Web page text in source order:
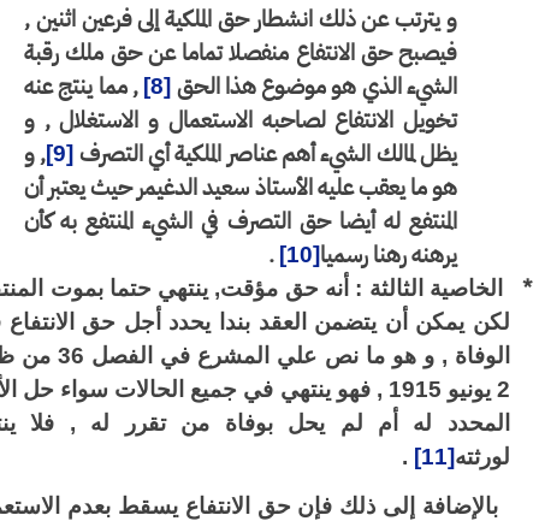
و يترتب عن ذلك انشطار حق الملكية إلى فرعين اثنين ,
فيصبح حق الانتفاع منفصلا تماما عن حق ملك رقبة
الشيء الذي هو موضوع هذا الحق[8], مما ينتج عنه
تخويل الانتفاع لصاحبه الاستعمال و الاستغلال , و
يظل لمالك الشيء أهم عناصر الملكية أي التصرف[9], و
هو ما يعقب عليه الأستاذ سعيد الدغيمر حيث يعتبر أن
المنتفع له أيضا حق التصرف في الشيء المنتفع به كأن
يرهنه رهنا رسميا[10]
.
الخاصية الثالثة : أنه حق مؤقت, ينتهي حتما بموت المنتفع ,
يمكن أن يتضمن العقد بندا يحدد أجل حق الانتفاع قبل
الوفاة , و هو ما نص علي المشرع في الفصل 36 من ظهير
2 يونيو 1915 , فهو ينتهي في جميع الحالات سواء حل الأجل
له أم لم يحل بوفاة من تقرر له , فلا ينتقل
[11]
.
بالإضافة إلى ذلك فإن حق الانتفاع يسقط بعدم الاستعمال